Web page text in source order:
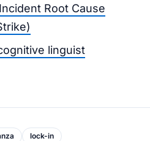
Root Cause
linguist
lock-in